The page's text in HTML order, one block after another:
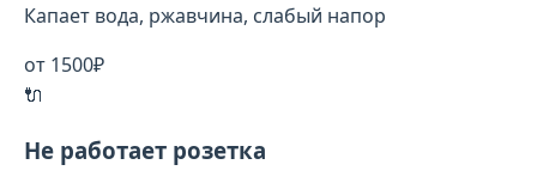
Капает вода, ржавчина, слабый напор
от 1500₽
🔌
Не работает розетка